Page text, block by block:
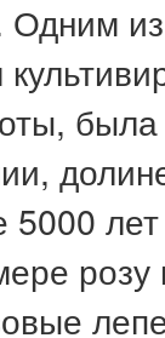
была
5000